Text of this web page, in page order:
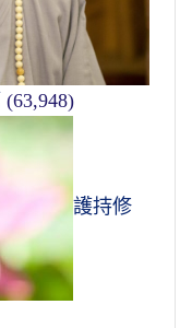
(63,948)
護持修